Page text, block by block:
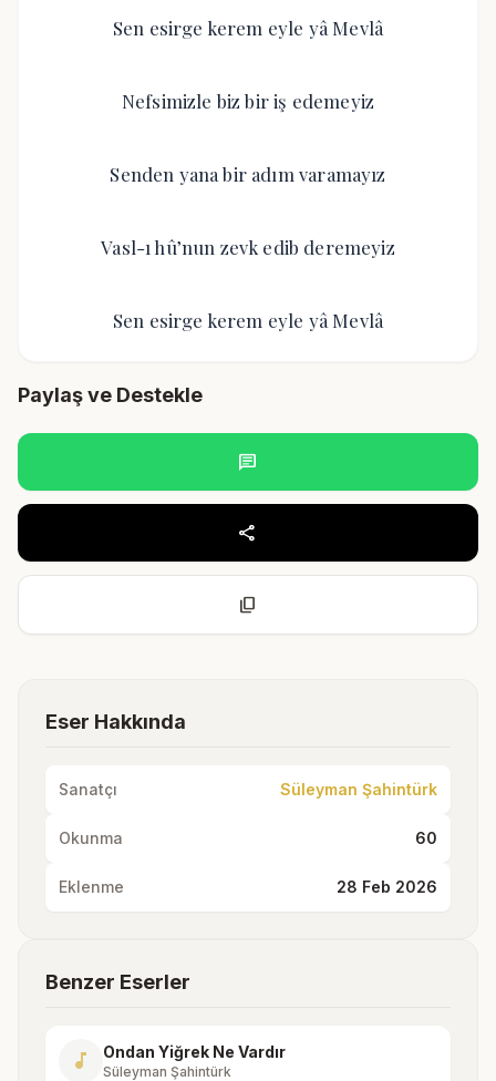
Sen esirge kerem eyle yâ Mevlâ
Nefsimizle biz bir iş edemeyiz
Senden yana bir adım varamayız
Vasl-ı hû’nun zevk edib deremeyiz
Sen esirge kerem eyle yâ Mevlâ
Paylaş ve Destekle
chat
share
content_copy
Eser Hakkında
Sanatçı Süleyman Şahintürk
Okunma 60
Eklenme 28 Feb 2026
Benzer Eserler
music_note Ondan Yiğrek Ne Vardır
Süleyman Şahintürk